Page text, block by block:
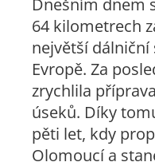
64 kilometrech
největší
Evropě. Za
zrychlila
úseků. Díky
pěti let, kdy
Olomoucí a